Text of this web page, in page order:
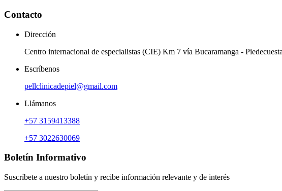
Contacto
Dirección
Centro internacional de especialistas (CIE) Km 7 vía Bucaramanga -
Escríbenos
pellclinicadepiel@gmail.com
Llámanos
+57 3159413388
+57 3022630069
Boletín Informativo
Suscríbete a nuestro boletín y recibe información relevante y de interés